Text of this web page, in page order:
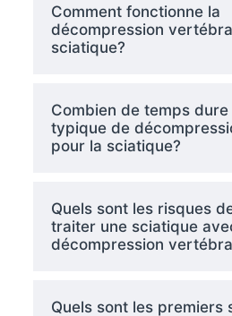
Comment fonctionne la
décompression
sciatique?
Combien de temps
typique de
pour la sciatique?
Quels sont les risques
traiter une sciatique
décompression
Quels sont les premiers